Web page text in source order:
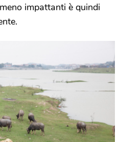
impattanti è quindi